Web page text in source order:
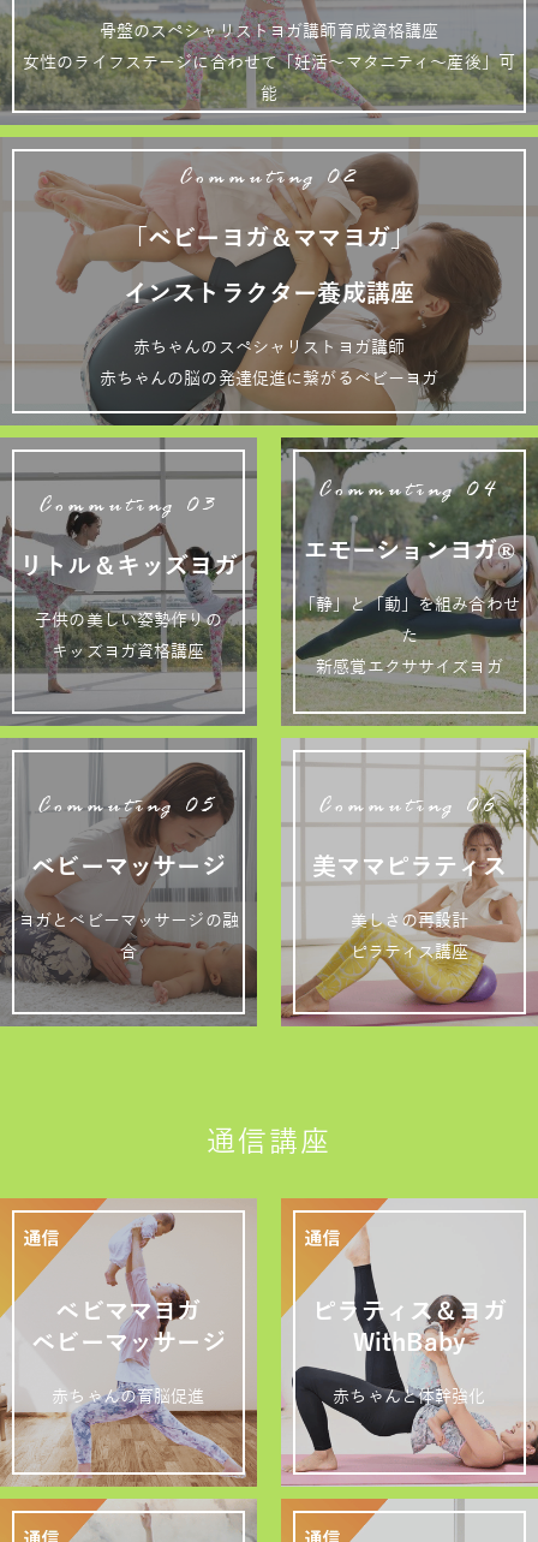
骨盤のスペシャリストヨガ講師育成資格講座
女性のライフステージに合わせて「妊活～マタニティ～産後」可
能
Commuting 02
「ベビーヨガ＆ママヨガ」
インストラクター養成講座
赤ちゃんのスペシャリストヨガ講師
赤ちゃんの脳の発達促進に繋がるベビーヨガ
Commuting 03
リトル＆キッズヨガ
子供の美しい姿勢作りの
キッズヨガ資格講座
Commuting 04
エモーションヨガ®
「静」と「動」を組み合わせ
た
新感覚エクササイズヨガ
Commuting 05
ベビーマッサージ
ヨガとベビーマッサージの融
合
Commuting 06
美ママピラティス
美しさの再設計
ピラティス講座
通信講座
ベビママヨガ
ベビーマッサージ
赤ちゃんの育脳促進
ピラティス＆ヨガ
WithBaby
赤ちゃんと体幹強化